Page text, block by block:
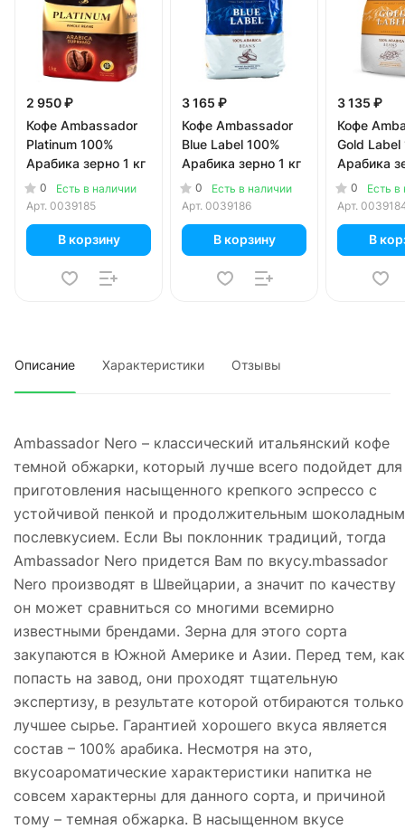
2 950 ₽
Кофе Ambassador
Platinum 100%
Арабика зерно 1 кг
0
Есть в наличии
Арт. 0039185
В корзину
3 165 ₽
Кофе Ambassador
Blue Label 100%
Арабика зерно 1 кг
0
Есть в наличии
Арт. 0039186
В корзину
3 135 ₽
Кофе
Gold Label
Арабика
0
Есть в
Арт.
В
Описание Характеристики Отзывы
Ambassador Nero – классический итальянский кофе
темной обжарки, который лучше всего подойдет для
приготовления насыщенного крепкого эспрессо с
устойчивой пенкой и продолжительным шоколадным
послевкусием. Если Вы поклонник традиций, тогда
Ambassador Nero придется Вам по вкусу.mbassador
Nero производят в Швейцарии, а значит по качеству
он может сравниться со многими всемирно
известными брендами. Зерна для этого сорта
закупаются в Южной Америке и Азии. Перед тем, как
попасть на завод, они проходят тщательную
экспертизу, в результате которой отбираются только
лучшее сырье. Гарантией хорошего вкуса является
состав – 100% арабика. Несмотря на это,
вкусоароматические характеристики напитка не
совсем характерны для данного сорта, и причиной
тому – темная обжарка. В насыщенном вкусе